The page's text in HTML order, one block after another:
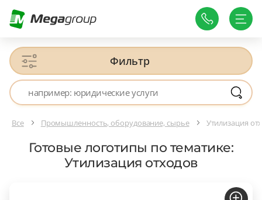
Фильтр
Все Промышленность, оборудование, сырье Утилизация
Готовые логотипы по тематике:
Утилизация отходов